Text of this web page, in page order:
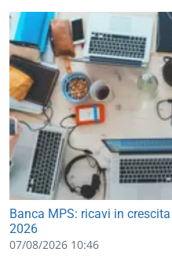
Banca MPS: ricavi in
2026
07/08/2026 10:46